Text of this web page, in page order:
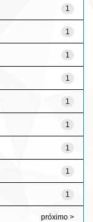
1
1
1
1
1
1
1
1
1
próximo >